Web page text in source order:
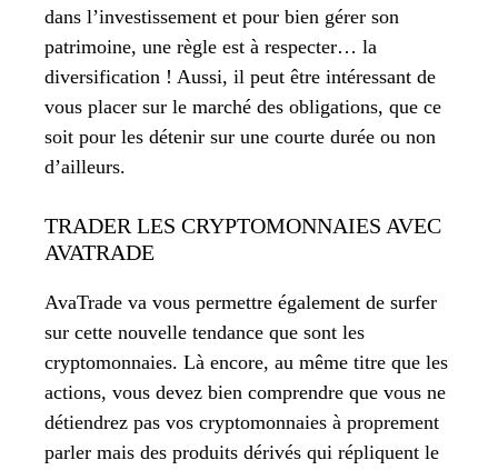
dans l’investissement et pour bien gérer son
patrimoine, une règle est à respecter… la
diversification ! Aussi, il peut être intéressant de
vous placer sur le marché des obligations, que ce
soit pour les détenir sur une courte durée ou non
d’ailleurs.
TRADER LES CRYPTOMONNAIES AVEC
AVATRADE
AvaTrade va vous permettre également de surfer
sur cette nouvelle tendance que sont les
cryptomonnaies. Là encore, au même titre que les
actions, vous devez bien comprendre que vous ne
détiendrez pas vos cryptomonnaies à proprement
parler mais des produits dérivés qui répliquent le